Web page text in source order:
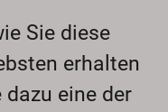
Sie diese
erhalten
eine der